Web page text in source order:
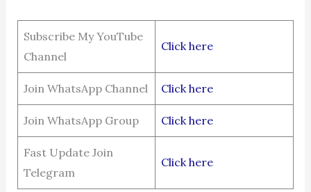
Subscribe My YouTube
Channel
Click here
Join WhatsApp Channel Click here
Join WhatsApp Group Click here
Fast Update Join
Telegram
Click here